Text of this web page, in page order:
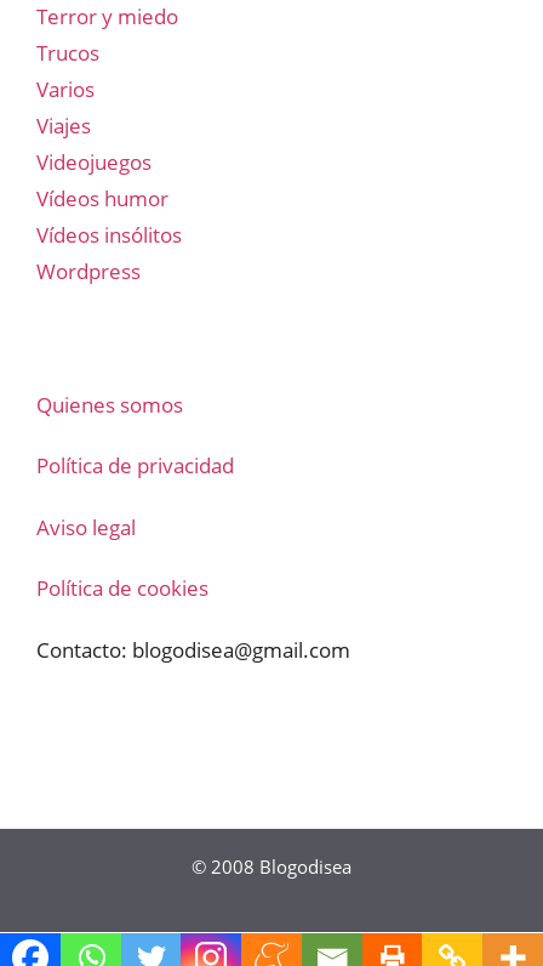
Terror y miedo
Trucos
Varios
Viajes
Videojuegos
Vídeos humor
Vídeos insólitos
Wordpress
Quienes somos
Política de privacidad
Aviso legal
Política de cookies
Contacto: blogodisea@gmail.com
© 2008 Blogodisea